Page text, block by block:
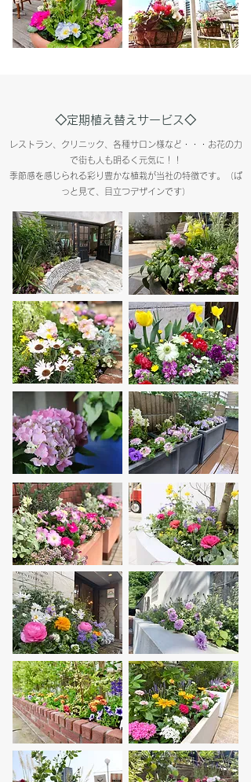
◇定期植え替えサービス◇
レストラン、クリニック、各種サロン様など・・・お花の力
で街も人も明るく元気に！！
季節感を感じられる彩り豊かな植栽が当社の特徴です。（ぱ
っと見て、目立つデザインです）